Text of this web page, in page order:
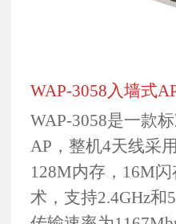
WAP-3058入墙式
WAP-3058是一款
AP，整机4天线采
128M内存，16M
术，支持2.4GHz和